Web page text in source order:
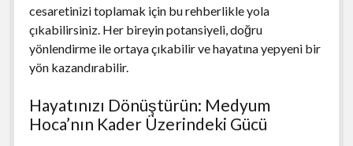
cesaretinizi toplamak için bu rehberlikle yola
çıkabilirsiniz. Her bireyin potansiyeli, doğru
yönlendirme ile ortaya çıkabilir ve hayatına yepyeni bir
yön kazandırabilir.
Hayatınızı Dönüştürün: Medyum
Hoca’nın Kader Üzerindeki Gücü